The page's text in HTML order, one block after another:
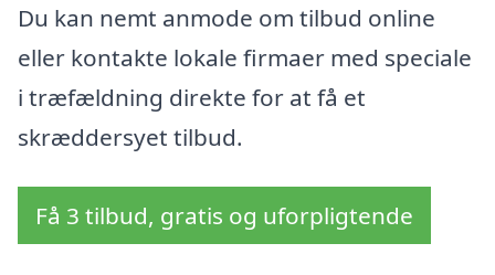
Du kan nemt anmode om tilbud online
eller kontakte lokale firmaer med speciale
i træfældning direkte for at få et
skræddersyet tilbud.
Få 3 tilbud, gratis og uforpligtende